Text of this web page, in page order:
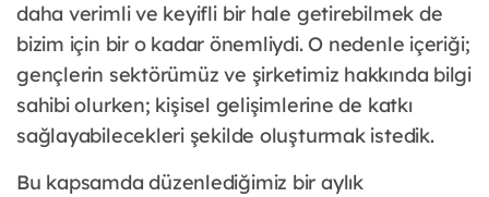
daha verimli ve keyifli bir hale getirebilmek de
bizim için bir o kadar önemliydi. O nedenle içeriği;
gençlerin sektörümüz ve şirketimiz hakkında bilgi
sahibi olurken; kişisel gelişimlerine de katkı
sağlayabilecekleri şekilde oluşturmak istedik.
Bu kapsamda düzenlediğimiz bir aylık